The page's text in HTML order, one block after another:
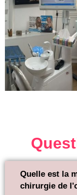
Quelle est la
chirurgie de